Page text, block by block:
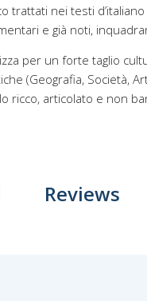
trattati nei testi
e già noti,
per un forte taglio
(Geografia, Società,
ricco, articolato e non
Reviews